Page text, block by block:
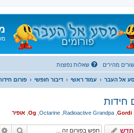
מהירים שאלות נפוצות
אל העבר עמוד ראשי דיבור חופשי פורום
חידות
Gordi
Radioactive Grandpa
Octarine
Og אופיר
חדש חיפוש